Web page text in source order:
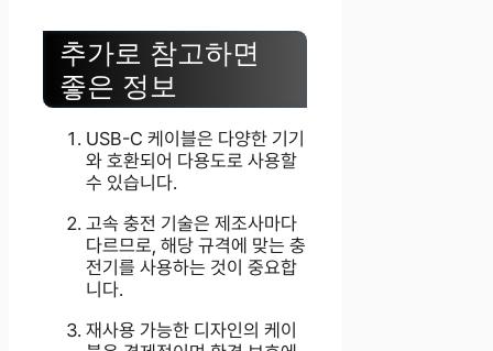
추가로 참고하면
좋은 정보
USB-C 케이블은 다양한 기기
와 호환되어 다용도로 사용할
수 있습니다.
고속 충전 기술은 제조사마다
다르므로, 해당 규격에 맞는 충
전기를 사용하는 것이 중요합
니다.
재사용 가능한 디자인의 케이